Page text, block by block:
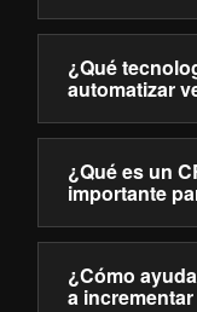
¿Qué
automatizar
¿Qué es un
importante
¿Cómo
a